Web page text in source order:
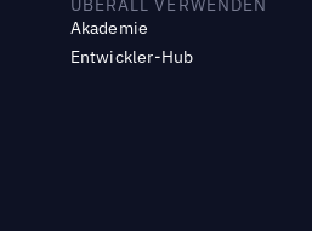
UBERALL VERWENDEN
Akademie
Entwickler-Hub